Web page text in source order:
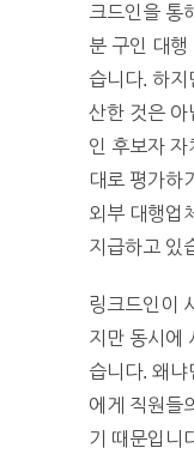
크드인을 통
분 구인 대행
습니다. 하
산한 것은 아
인 후보자 자
대로 평가하
외부 대행업
지급하고 있
링크드인이
지만 동시에
습니다. 왜
에게 직원들
기 때문입니